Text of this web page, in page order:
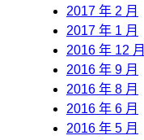
2017 年 2 月
2017 年 1 月
2016 年 12 月
2016 年 9 月
2016 年 8 月
2016 年 6 月
2016 年 5 月